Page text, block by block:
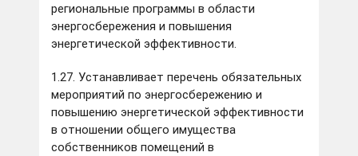
региональные программы в области
энергосбережения и повышения
энергетической эффективности.
1.27. Устанавливает перечень обязательных
мероприятий по энергосбережению и
повышению энергетической эффективности
в отношении общего имущества
собственников помещений в